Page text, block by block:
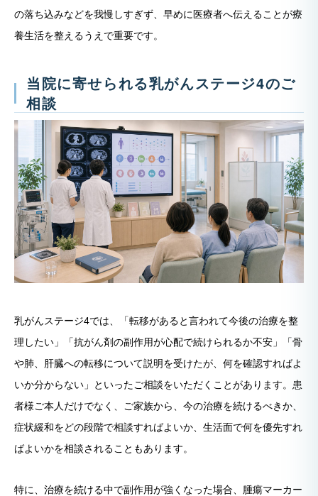
の落ち込みなどを我慢しすぎず、早めに医療者へ伝えることが療
養生活を整えるうえで重要です。
当院に寄せられる乳がんステージ4のご
相談
乳がんステージ4では、「転移があると言われて今後の治療を整
理したい」「抗がん剤の副作用が心配で続けられるか不安」「骨
や肺、肝臓への転移について説明を受けたが、何を確認すればよ
いか分からない」といったご相談をいただくことがあります。患
者様ご本人だけでなく、ご家族から、今の治療を続けるべきか、
症状緩和をどの段階で相談すればよいか、生活面で何を優先すれ
ばよいかを相談されることもあります。
特に、治療を続ける中で副作用が強くなった場合、腫瘍マーカー